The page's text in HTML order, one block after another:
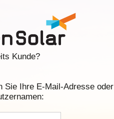
Kunde?
Sie Ihre E-Mail-Adresse oder